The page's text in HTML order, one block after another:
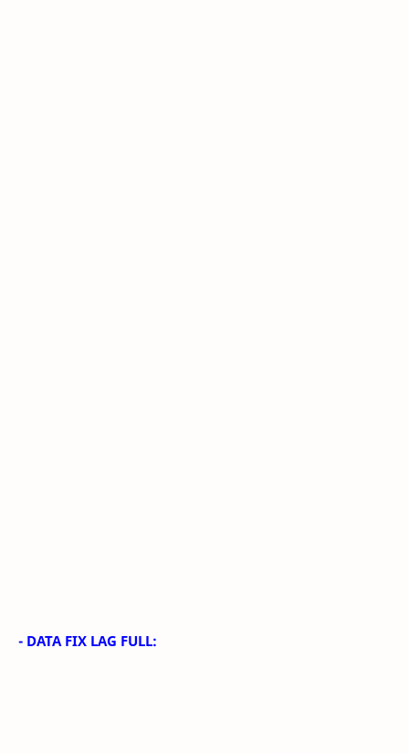
- DATA FIX LAG FULL: